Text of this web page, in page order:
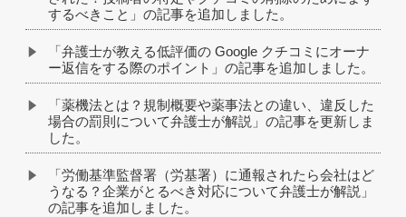
するべきこと」の記事を追加しました。
「弁護士が教える低評価の Google クチコミにオーナ
ー返信をする際のポイント」の記事を追加しました。
「薬機法とは？規制概要や薬事法との違い、違反した
場合の罰則について弁護士が解説」の記事を更新しま
した。
「労働基準監督署（労基署）に通報されたら会社はど
うなる？企業がとるべき対応について弁護士が解説」
の記事を追加しました。